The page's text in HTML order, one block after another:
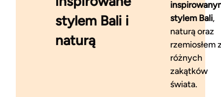
stylem Bali i
naturą
stylem Bali,
naturą oraz
rzemiosłem
różnych
zakątków
świata.